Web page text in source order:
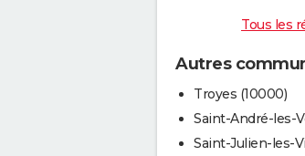
Tous les
Autres
Troyes (10000)
Saint-André-les-
Saint-Julien-les-